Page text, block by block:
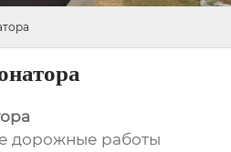
дорожные работы